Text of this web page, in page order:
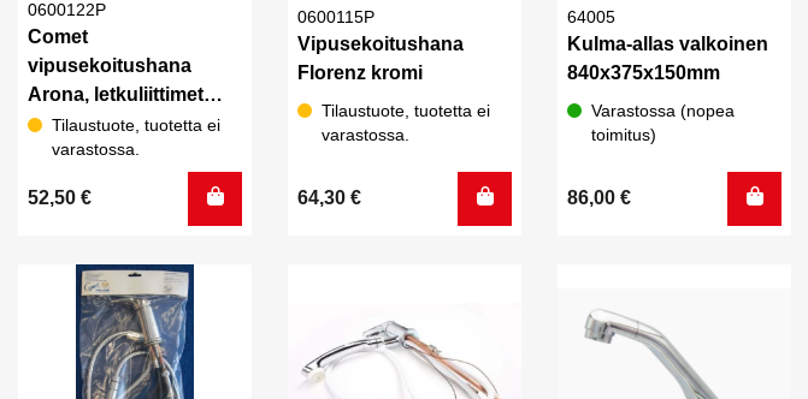
0600122P
Comet
vipusekoitushana
Arona, letkuliittimet
kromattu, katkaisijalla
Tilaustuote, tuotetta ei
varastossa.
52,50 €
0600115P
Vipusekoitushana
Florenz kromi
Tilaustuote, tuotetta ei
varastossa.
64,30 €
64005
Kulma-allas valkoinen
840x375x150mm
Varastossa (nopea
toimitus)
86,00 €